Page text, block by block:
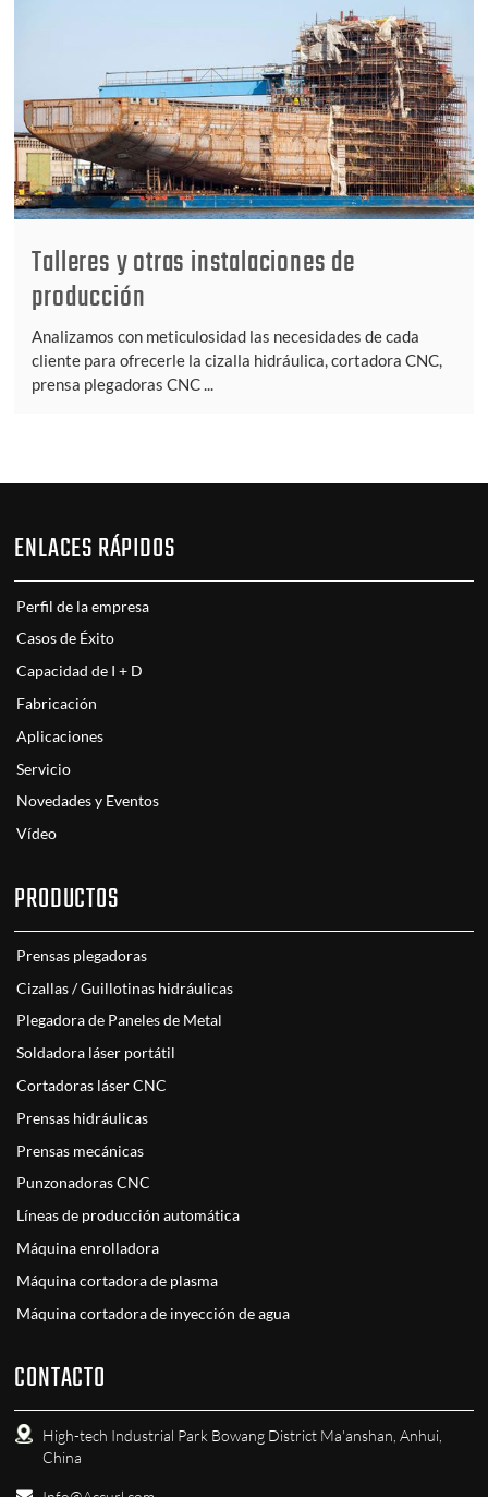
Talleres y otras instalaciones de
producción
Analizamos con meticulosidad las necesidades de cada
cliente para ofrecerle la cizalla hidráulica, cortadora CNC,
prensa plegadoras CNC ...
ENLACES RÁPIDOS
Perfil de la empresa
Casos de Éxito
Capacidad de I + D
Fabricación
Aplicaciones
Servicio
Novedades y Eventos
Vídeo
PRODUCTOS
Prensas plegadoras
Cizallas / Guillotinas hidráulicas
Plegadora de Paneles de Metal
Soldadora láser portátil
Cortadoras láser CNC
Prensas hidráulicas
Prensas mecánicas
Punzonadoras CNC
Líneas de producción automática
Máquina enrolladora
Máquina cortadora de plasma
Máquina cortadora de inyección de agua
CONTACTO
High-tech Industrial Park Bowang District Ma'anshan, Anhui,
China